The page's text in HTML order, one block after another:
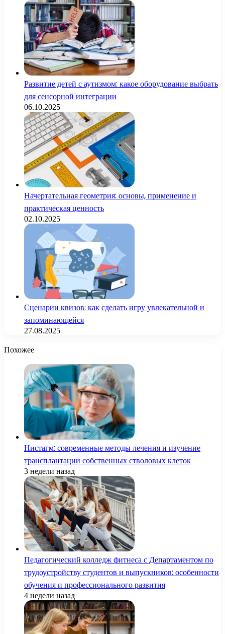
Развитие детей с аутизмом: какое оборудование выбрать
для сенсорной интеграции
06.10.2025
Начертательная геометрия: основы, применение и
практическая ценность
02.10.2025
Сценарии квизов: как сделать игру увлекательной и
запоминающейся
27.08.2025
Похожее
Нистагм: современные методы лечения и изучение
трансплантации собственных стволовых клеток
3 недели назад
Педагогический колледж фитнеса с Департаментом по
трудоустройству студентов и выпускников: особенности
обучения и профессионального развития
4 недели назад